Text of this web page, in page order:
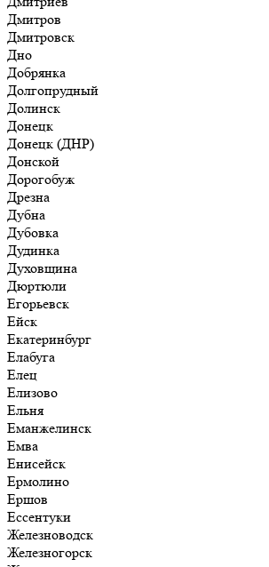
Дмитров
Дмитровск
Дно
Добрянка
Долгопрудный
Долинск
Донецк
Донецк (ДНР)
Донской
Дорогобуж
Дрезна
Дубна
Дубовка
Дудинка
Духовщина
Дюртюли
Егорьевск
Ейск
Екатеринбург
Елабуга
Елец
Елизово
Ельня
Еманжелинск
Емва
Енисейск
Ермолино
Ершов
Ессентуки
Железноводск
Железногорск